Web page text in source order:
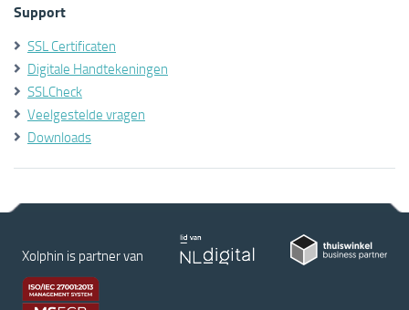
Support
SSL Certificaten
Digitale Handtekeningen
SSLCheck
Veelgestelde vragen
Downloads
Xolphin is partner van